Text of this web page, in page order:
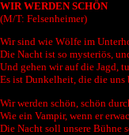
WIR WERDEN SCHÖN
(M/T: Felsenheimer)
Wir sind wie Wölfe im
Die Nacht ist so mysteriös,
Und gehen wir auf die Jagd,
Es ist Dunkelheit, die die uns
Wir werden schön, schön
Wie ein Vampir, wenn er
Die Nacht soll unsere Bühne